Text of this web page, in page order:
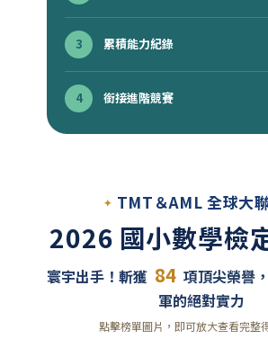
3 累積能力紀錄
4 銜接進階競賽
TMT＆AML 全球大
2026 國小數學檢
寰宇出手！斬獲 84 項頂尖榮譽
軍的絕對實力
點擊榜單圖片，即可放大查看完整